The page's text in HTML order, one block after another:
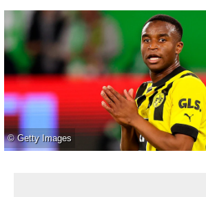
©Getty Images